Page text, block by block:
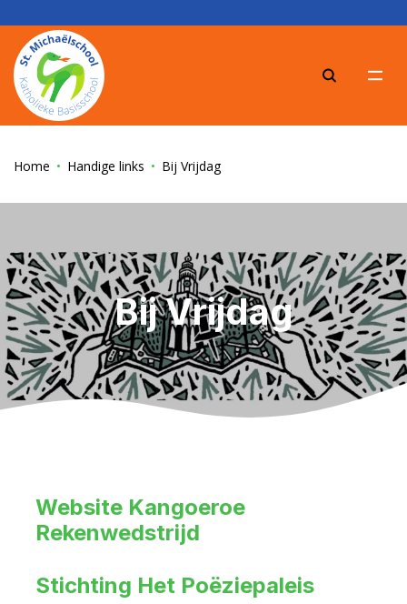
Home Handige links Bij Vrijdag
Bij Vrijdag
Website Kangoeroe
Rekenwedstrijd
Stichting Het Poëziepaleis